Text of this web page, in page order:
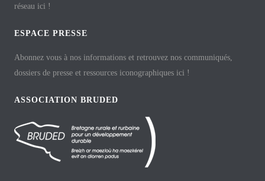
réseau ici !
ESPACE PRESSE
Abonnez vous à nos informations et retrouvez nos communiqués,
dossiers de presse et ressources iconographiques ici !
ASSOCIATION BRUDED